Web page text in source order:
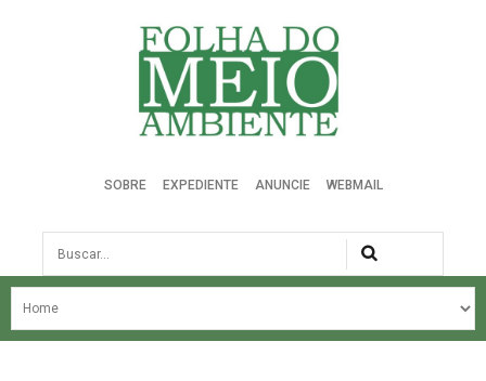
Folha do Meio Ambiente
SOBRE EXPEDIENTE ANUNCIE WEBMAIL
Busca
NOSSA HISTÓRIA